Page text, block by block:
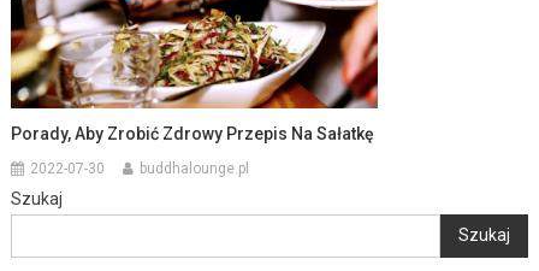
Porady, Aby Zrobić Zdrowy Przepis Na Sałatkę
2022-07-30 buddhalounge.pl
Szukaj
Szukaj